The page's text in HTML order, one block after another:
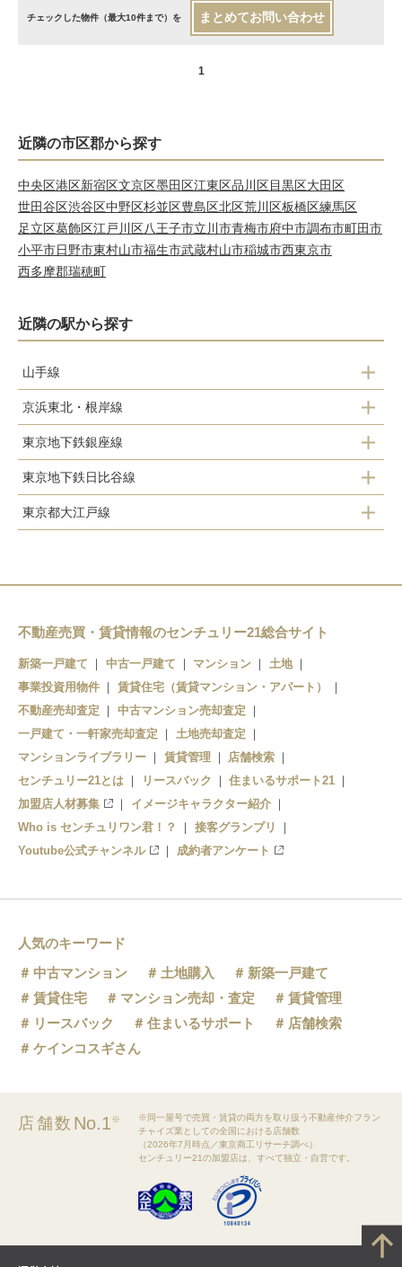
チェックした物件（最大10件まで）を まとめてお問い合わせ
1
近隣の市区郡から探す
中央区港区新宿区文京区墨田区江東区品川区目黒区大田区
世田谷区渋谷区中野区杉並区豊島区北区荒川区板橋区練馬区
足立区葛飾区江戸川区八王子市立川市青梅市府中市調布市町田市
小平市日野市東村山市福生市武蔵村山市稲城市西東京市
西多摩郡瑞穂町
近隣の駅から探す
山手線
日暮里
鶯谷
上野
御徒町
神田
東京
京浜東北・根岸線
日暮里
鶯谷
上野
秋葉原
東京
東京地下鉄銀座線
田原町
稲荷町
上野広小路
神田
三越前
東京地下鉄日比谷線
三ノ輪
小伝馬町
人形町
東京都大江戸線
春日
本郷三丁目
上野御徒町
新御徒町
蔵前
両国
不動産売買・賃貸情報のセンチュリー21総合サイト
新築一戸建て 中古一戸建て マンション
土地
事業投資用物件
賃貸住宅（賃貸マンション・アパート）
不動産売却査定
中古マンション売却査定
一戸建て・一軒家売却査定
土地売却査定
マンションライブラリー
賃貸管理
店舗検索
センチュリー21とは
リースバック
住まいるサポート21
加盟店人材募集
イメージキャラクター紹介
Who is センチュリワン君！？
接客グランプリ
Youtube公式チャンネル
成約者アンケート
人気のキーワード
中古マンション
土地購入
新築一戸建て
賃貸住宅
マンション売却・査定
賃貸管理
リースバック
住まいるサポート
店舗検索
ケインコスギさん
店舗数 No.1※
※同一屋号で売買・賃貸の両方を取り扱う不動産仲介フラン
チャイズ業としての全国における店舗数
（2026年7月時点／東京商工リサーチ調べ）
センチュリー21の加盟店は、すべて独立・自営です。